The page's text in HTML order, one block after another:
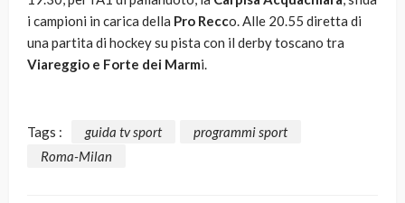
i campioni in carica della Pro Recco. Alle 20.55 diretta di
una partita di hockey su pista con il derby toscano tra
Viareggio e Forte dei Marmi.
Tags : guida tv sport
programmi sport
Roma-Milan